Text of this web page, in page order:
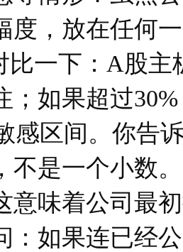
度，放在任何
下：A股主
；如果超过
感区间。你告
不是一个小数
意味着公司最
：如果连已经